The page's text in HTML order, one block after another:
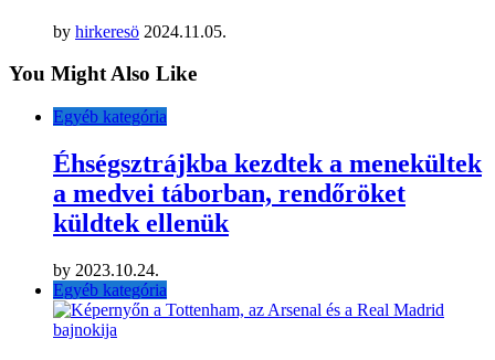
by hirkeresö 2024.11.05.
You Might Also Like
Egyéb kategória
Éhségsztrájkba kezdtek a menekültek
a medvei táborban, rendőröket
küldtek ellenük
by 2023.10.24.
Egyéb kategória